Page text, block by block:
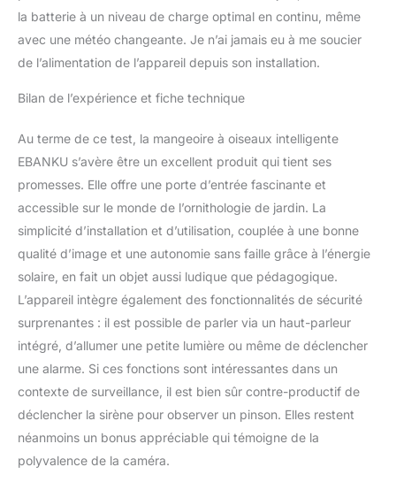
la batterie à un niveau de charge optimal en continu, même
avec une météo changeante. Je n’ai jamais eu à me soucier
de l’alimentation de l’appareil depuis son installation.
Bilan de l’expérience et fiche technique
Au terme de ce test, la mangeoire à oiseaux intelligente
EBANKU s’avère être un excellent produit qui tient ses
promesses. Elle offre une porte d’entrée fascinante et
accessible sur le monde de l’ornithologie de jardin. La
simplicité d’installation et d’utilisation, couplée à une bonne
qualité d’image et une autonomie sans faille grâce à l’énergie
solaire, en fait un objet aussi ludique que pédagogique.
L’appareil intègre également des fonctionnalités de sécurité
surprenantes : il est possible de parler via un haut-parleur
intégré, d’allumer une petite lumière ou même de déclencher
une alarme. Si ces fonctions sont intéressantes dans un
contexte de surveillance, il est bien sûr contre-productif de
déclencher la sirène pour observer un pinson. Elles restent
néanmoins un bonus appréciable qui témoigne de la
polyvalence de la caméra.